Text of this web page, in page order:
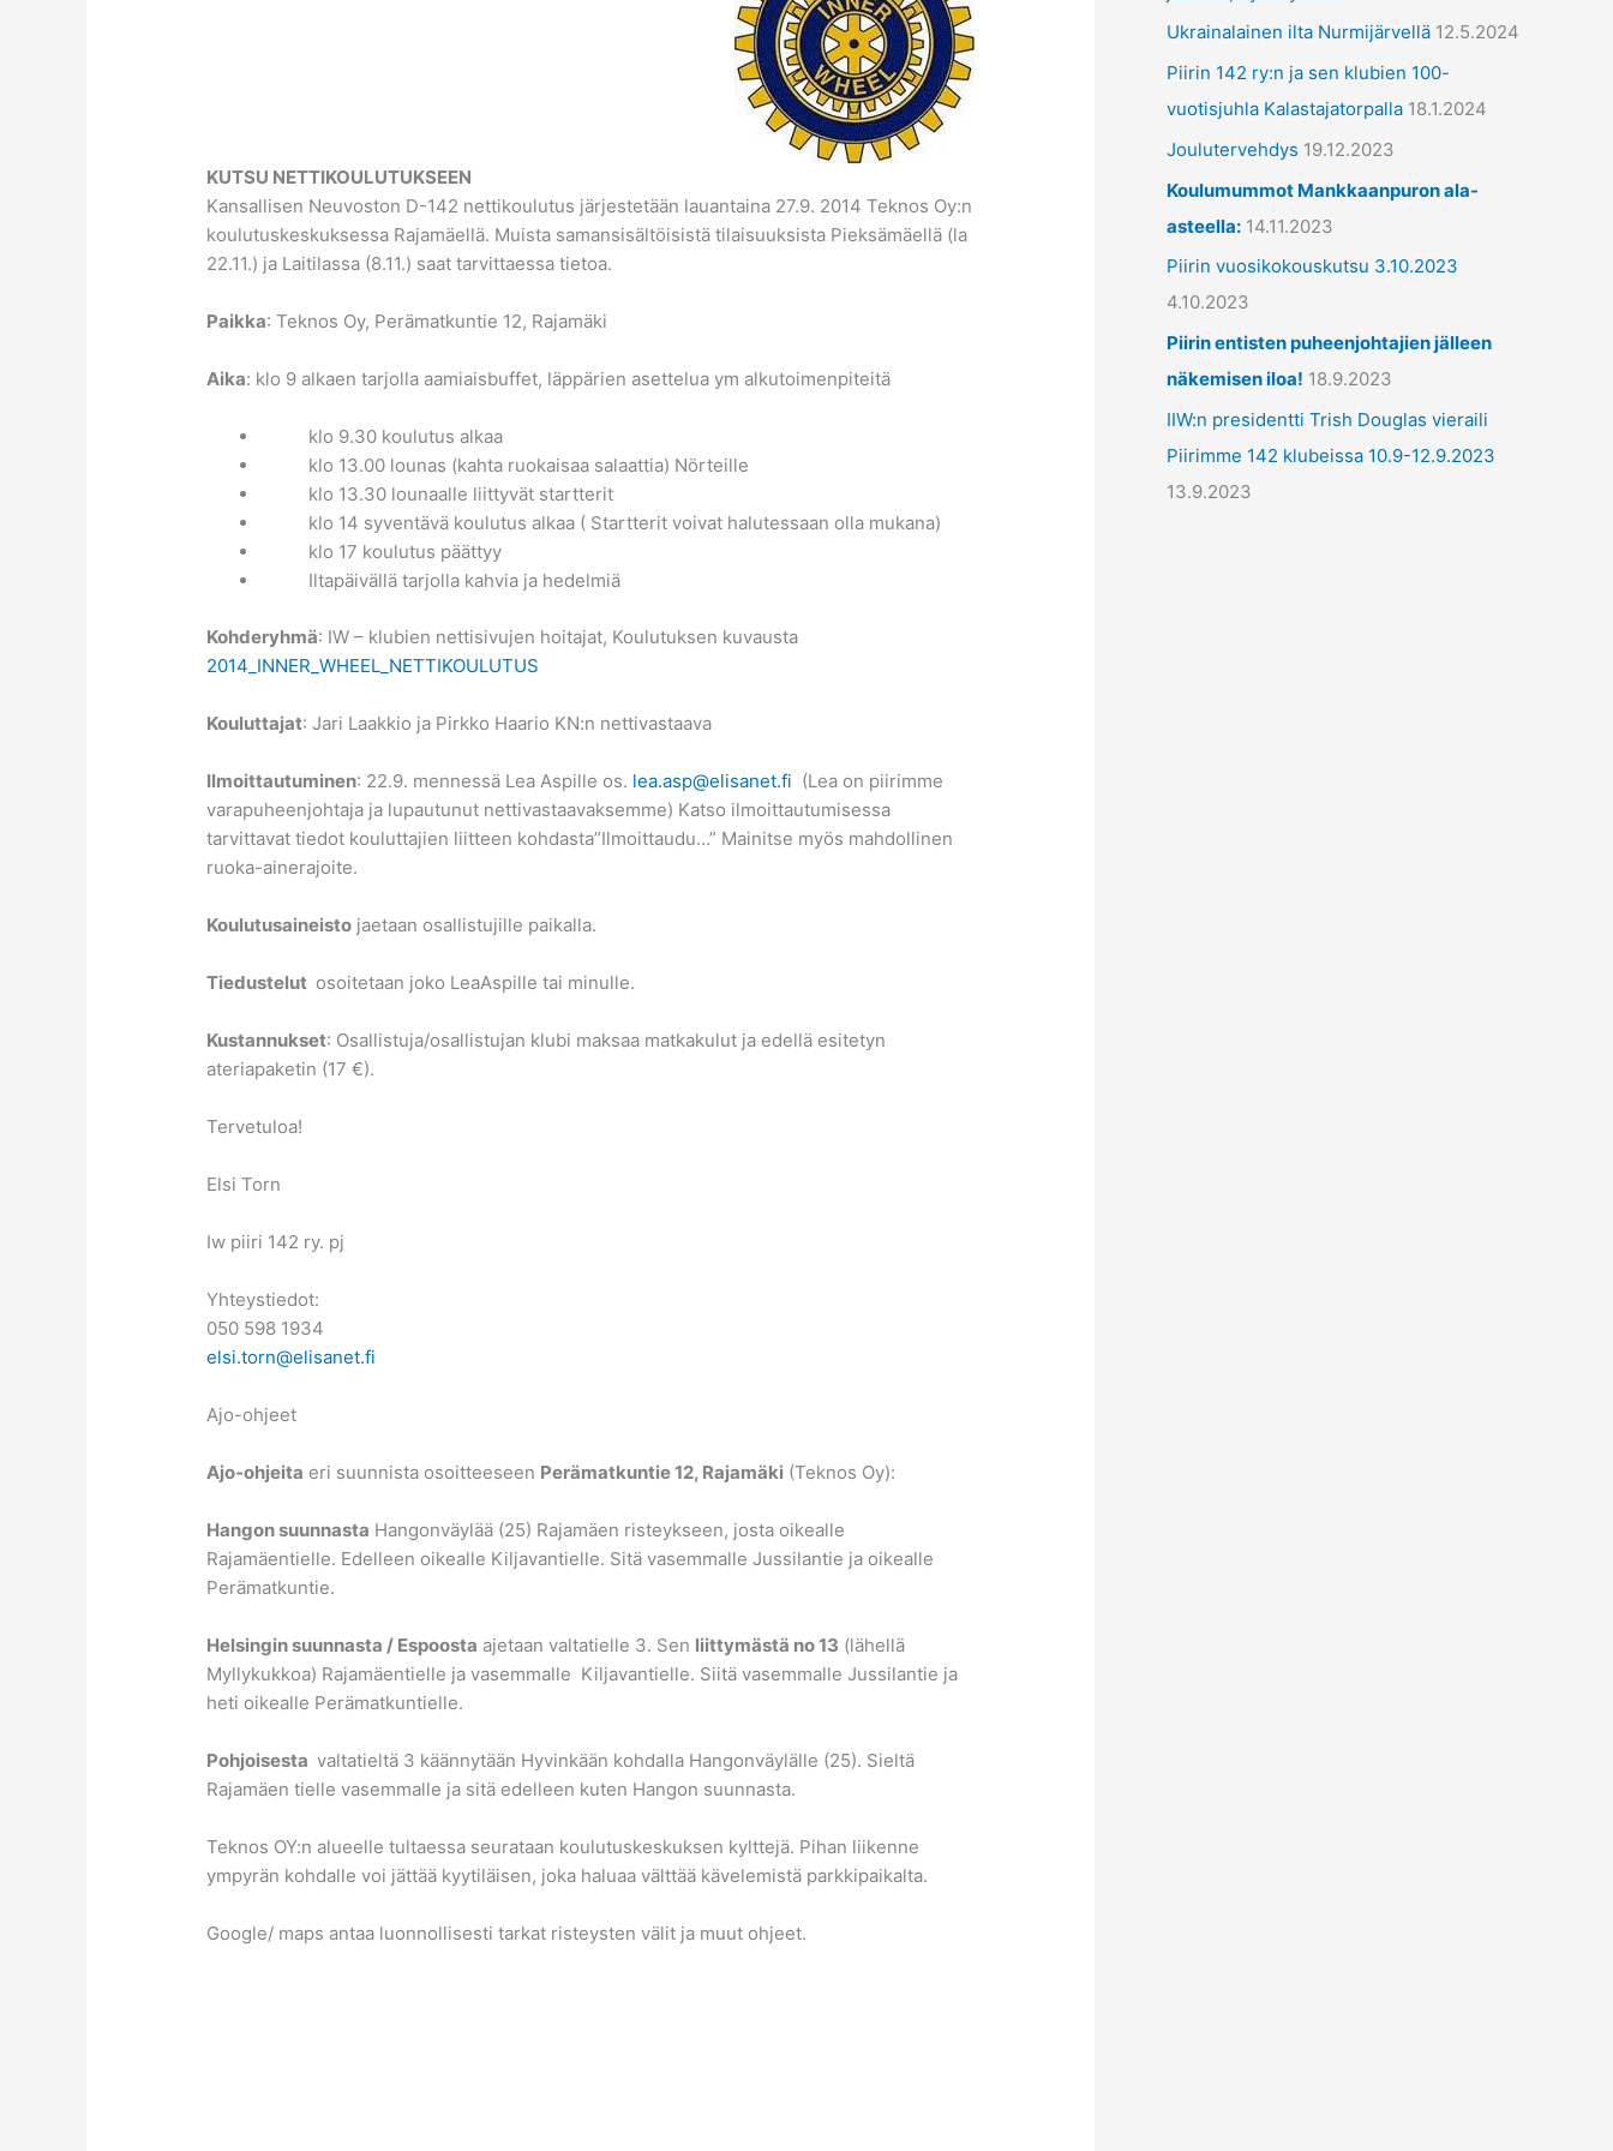
KUTSU NETTIKOULUTUKSEEN
Kansallisen Neuvoston D-142 nettikoulutus järjestetään lauantaina 27.9. 2014 Teknos Oy:n
koulutuskeskuksessa Rajamäellä. Muista samansisältöisistä tilaisuuksista Pieksämäellä (la
22.11.) ja Laitilassa (8.11.) saat tarvittaessa tietoa.
Paikka: Teknos Oy, Perämatkuntie 12, Rajamäki
Aika: klo 9 alkaen tarjolla aamiaisbuffet, läppärien asettelua ym alkutoimenpiteitä
klo 9.30 koulutus alkaa
klo 13.00 lounas (kahta ruokaisaa salaattia) Nörteille
klo 13.30 lounaalle liittyvät startterit
klo 14 syventävä koulutus alkaa ( Startterit voivat halutessaan olla mukana)
klo 17 koulutus päättyy
Iltapäivällä tarjolla kahvia ja hedelmiä
Kohderyhmä: IW – klubien nettisivujen hoitajat, Koulutuksen kuvausta
2014_INNER_WHEEL_NETTIKOULUTUS
Kouluttajat: Jari Laakkio ja Pirkko Haario KN:n nettivastaava
Ilmoittautuminen: 22.9. mennessä Lea Aspille os. lea.asp@elisanet.fi (Lea on piirimme
varapuheenjohtaja ja lupautunut nettivastaavaksemme) Katso ilmoittautumisessa
tarvittavat tiedot kouluttajien liitteen kohdasta”Ilmoittaudu…” Mainitse myös mahdollinen
ruoka-ainerajoite.
Koulutusaineisto jaetaan osallistujille paikalla.
Tiedustelut osoitetaan joko LeaAspille tai minulle.
Kustannukset: Osallistuja/osallistujan klubi maksaa matkakulut ja edellä esitetyn
ateriapaketin (17 €).
Tervetuloa!
Elsi Torn
Iw piiri 142 ry. pj
Yhteystiedot:
050 598 1934
elsi.torn@elisanet.fi
Ajo-ohjeet
Ajo-ohjeita eri suunnista osoitteeseen Perämatkuntie 12, Rajamäki (Teknos Oy):
Hangon suunnasta Hangonväylää (25) Rajamäen risteykseen, josta oikealle
Rajamäentielle. Edelleen oikealle Kiljavantielle. Sitä vasemmalle Jussilantie ja oikealle
Perämatkuntie.
Helsingin suunnasta / Espoosta ajetaan valtatielle 3. Sen liittymästä no 13 (lähellä
Myllykukkoa) Rajamäentielle ja vasemmalle Kiljavantielle. Siitä vasemmalle Jussilantie ja
heti oikealle Perämatkuntielle.
Pohjoisesta valtatieltä 3 käännytään Hyvinkään kohdalla Hangonväylälle (25). Sieltä
Rajamäen tielle vasemmalle ja sitä edelleen kuten Hangon suunnasta.
Teknos OY:n alueelle tultaessa seurataan koulutuskeskuksen kylttejä. Pihan liikenne
ympyrän kohdalle voi jättää kyytiläisen, joka haluaa välttää kävelemistä parkkipaikalta.
Google/ maps antaa luonnollisesti tarkat risteysten välit ja muut ohjeet.
Ukrainalainen ilta Nurmijärvellä 12.5.2024
Piirin 142 ry:n ja sen klubien 100-
vuotisjuhla Kalastajatorpalla 18.1.2024
Joulutervehdys 19.12.2023
Koulumummot Mankkaanpuron ala-
asteella: 14.11.2023
Piirin vuosikokouskutsu 3.10.2023
4.10.2023
Piirin entisten puheenjohtajien jälleen
näkemisen iloa! 18.9.2023
IIW:n presidentti Trish Douglas vieraili
Piirimme 142 klubeissa 10.9-12.9.2023
13.9.2023